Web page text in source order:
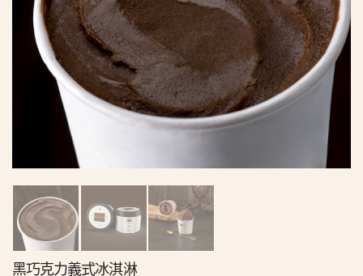
黑巧克力義式冰淇淋